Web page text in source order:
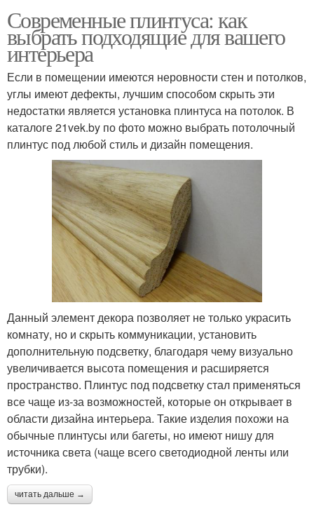
Современные плинтуса: как
выбрать подходящие для вашего
интерьера
Если в помещении имеются неровности стен и потолков,
углы имеют дефекты, лучшим способом скрыть эти
недостатки является установка плинтуса на потолок. В
каталоге 21vek.by по фото можно выбрать потолочный
плинтус под любой стиль и дизайн помещения.
Данный элемент декора позволяет не только украсить
комнату, но и скрыть коммуникации, установить
дополнительную подсветку, благодаря чему визуально
увеличивается высота помещения и расширяется
пространство. Плинтус под подсветку стал применяться
все чаще из-за возможностей, которые он открывает в
области дизайна интерьера. Такие изделия похожи на
обычные плинтусы или багеты, но имеют нишу для
источника света (чаще всего светодиодной ленты или
трубки).
читать дальше →